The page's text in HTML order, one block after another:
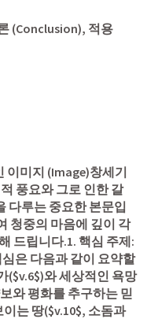
(Conclusion), 적용
이미지 (Image)창세기
풍요와 그로 인한 갈
다루는 중요한 본문입
청중의 마음에 깊이 각
드립니다.1. 핵심 주제:
은 다음과 같이 요약할
($v.6$)와 세상적인 욕망
와 평화를 추구하는 믿
는 땅($v.10$, 소돔과